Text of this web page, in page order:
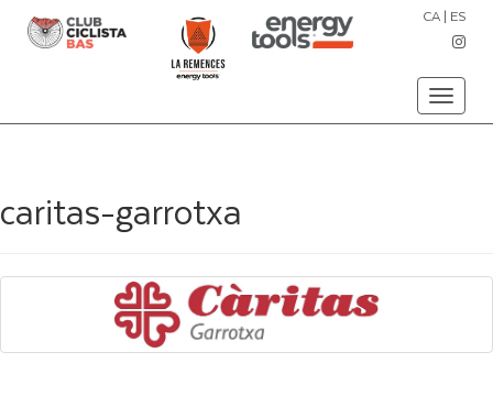
Toggle
CA | ES
caritas-garrotxa